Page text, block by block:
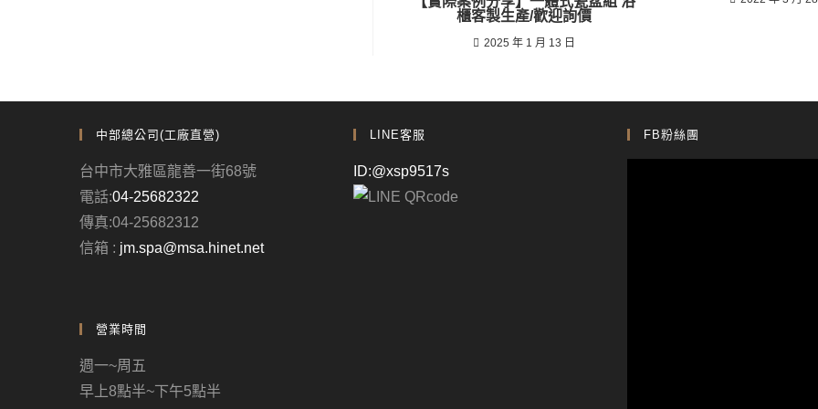
櫃客製生產/歡迎詢價
2025 年 1 月 13 日
中部總公司(工廠直營)
台中市大雅區龍善一街68號
電話:04-25682322
傳真:04-25682312
信箱 : jm.spa@msa.hinet.net
營業時間
週一~周五
早上8點半~下午5點半
LINE客服
ID:@xsp9517s
FB粉絲團